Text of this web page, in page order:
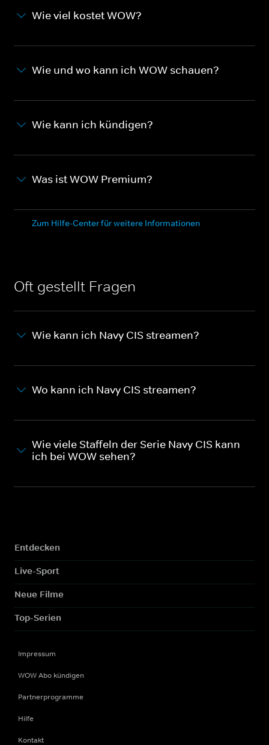
Wie viel kostet WOW?
Wie und wo kann ich WOW schauen?
Wie kann ich kündigen?
Was ist WOW Premium?
Zum Hilfe-Center für weitere Informationen
Oft gestellt Fragen
Wie kann ich Navy CIS streamen?
Wo kann ich Navy CIS streamen?
Wie viele Staffeln der Serie Navy CIS kann
ich bei WOW sehen?
Entdecken
Live-Sport
Neue Filme
Top-Serien
Impressum
WOW Abo kündigen
Partnerprogramme
Hilfe
Kontakt